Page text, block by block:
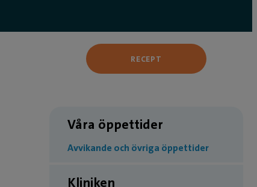
RECEPT
Våra öppettider
Avvikande och övriga öppettider
Kliniken